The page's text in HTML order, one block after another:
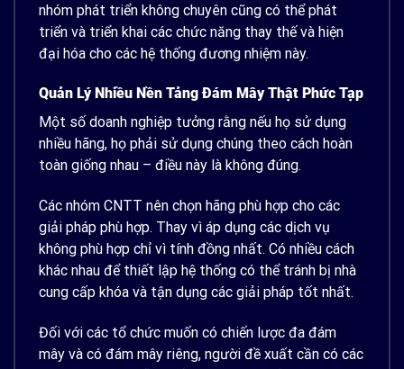
nhóm phát triển không chuyên cũng có thể phát
triển và triển khai các chức năng thay thế và hiện
đại hóa cho các hệ thống đương nhiệm này.
Quản Lý Nhiều Nền Tảng Đám Mây Thật Phức Tạp
Một số doanh nghiệp tưởng rằng nếu họ sử dụng
nhiều hãng, họ phải sử dụng chúng theo cách hoàn
toàn giống nhau – điều này là không đúng.
Các nhóm CNTT nên chọn hãng phù hợp cho các
giải pháp phù hợp. Thay vì áp dụng các dịch vụ
không phù hợp chỉ vì tính đồng nhất. Có nhiều cách
khác nhau để thiết lập hệ thống có thể tránh bị nhà
cung cấp khóa và tận dụng các giải pháp tốt nhất.
Đối với các tổ chức muốn có chiến lược đa đám
mây và có đám mây riêng, người đề xuất cần có các